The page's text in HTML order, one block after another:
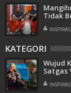
Tidak
KATEGORI
Wujud
Satgas